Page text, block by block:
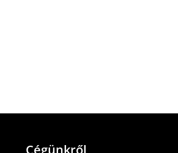
Cégünkről